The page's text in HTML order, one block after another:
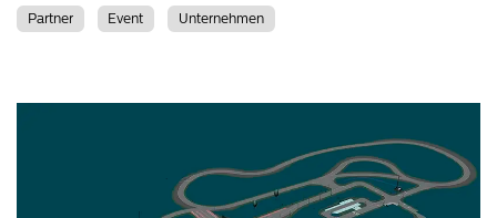
Partner Event Unternehmen